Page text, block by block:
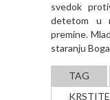
svedok
detetom u
premine.
staranju
TAG